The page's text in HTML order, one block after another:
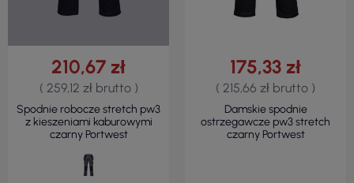
210,67 zł
( 259,12 zł brutto )
Spodnie robocze stretch pw3
z kieszeniami kaburowymi
czarny Portwest
175,33 zł
( 215,66 zł brutto )
Damskie spodnie
ostrzegawcze pw3 stretch
czarny Portwest